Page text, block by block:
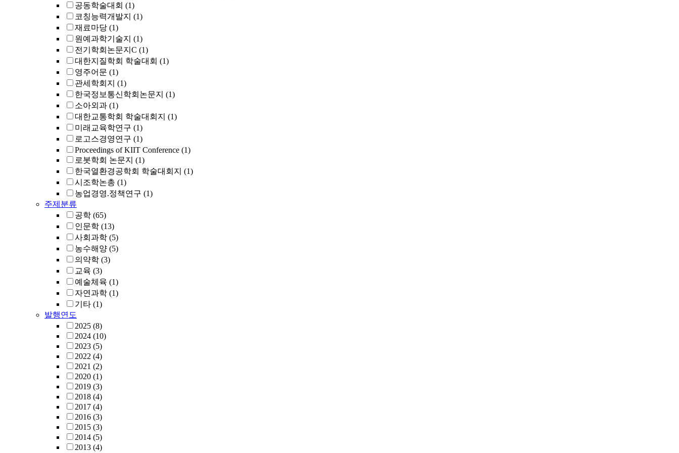
공동학술대회 (1)
코칭능력개발지 (1)
재료마당 (1)
원예과학기술지 (1)
전기학회논문지C (1)
대한지질학회 학술대회 (1)
영주어문 (1)
관세학회지 (1)
한국정보통신학회논문지 (1)
소아외과 (1)
대한교통학회 학술대회지 (1)
미래교육학연구 (1)
로고스경영연구 (1)
Proceedings of KIIT Conference (1)
로봇학회 논문지 (1)
한국열환경공학회 학술대회지 (1)
시조학논총 (1)
농업경영.정책연구 (1)
주제분류
공학 (65)
인문학 (13)
사회과학 (5)
농수해양 (5)
의약학 (3)
교육 (3)
예술체육 (1)
자연과학 (1)
기타 (1)
발행연도
2025 (8)
2024 (10)
2023 (5)
2022 (4)
2021 (2)
2020 (1)
2019 (3)
2018 (4)
2017 (4)
2016 (3)
2015 (3)
2014 (5)
2013 (4)